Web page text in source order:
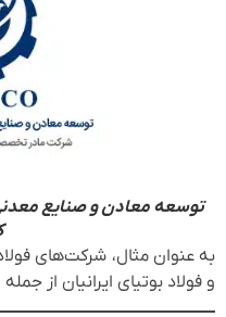
توسعه معادن و صنایع معدنی
به عنوان مثال، شرکت‌های فولاد
و فولاد بوتیای ایرانیان از